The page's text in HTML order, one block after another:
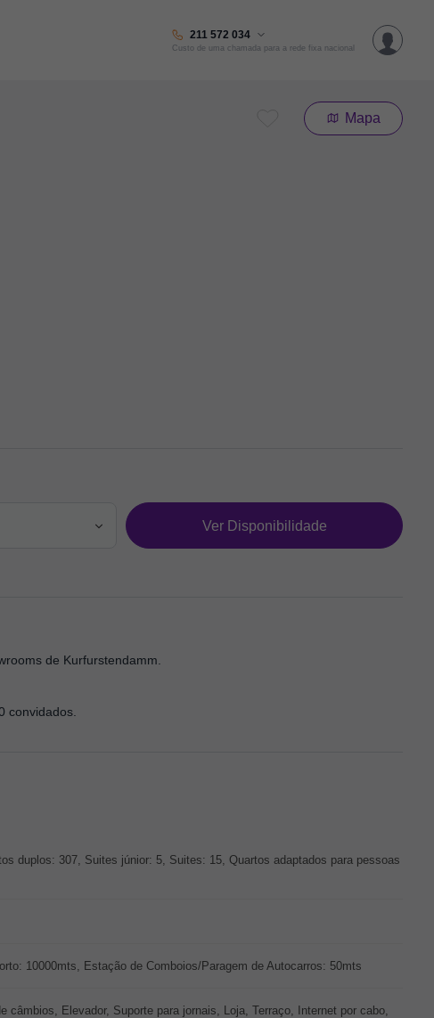
211 572 034
Custo de uma chamada para a rede fixa nacional
Mapa
Ver Disponibilidade
de Kurfurstendamm.
convidados.
duplos: 307, Suites júnior: 5, Suites: 15, Quartos adaptados para pessoas
10000mts, Estação de Comboios/Paragem de Autocarros: 50mts
Elevador, Suporte para jornais, Loja, Terraço, Internet por cabo,